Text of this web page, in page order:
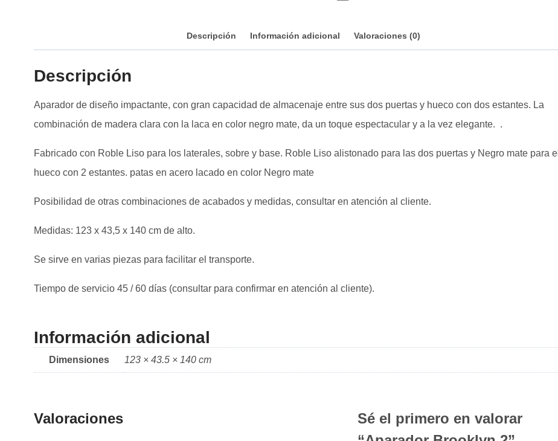
Descripción Información adicional Valoraciones (0)
Descripción
Aparador de diseño impactante, con gran capacidad de almacenaje entre sus dos puertas y hueco con dos estantes. La
combinación de madera clara con la laca en color negro mate, da un toque espectacular y a la vez elegante. .
Fabricado con Roble Liso para los laterales, sobre y base. Roble Liso alistonado para las dos puertas y Negro mate para el
hueco con 2 estantes. patas en acero lacado en color Negro mate
Posibilidad de otras combinaciones de acabados y medidas, consultar en atención al cliente.
Medidas: 123 x 43,5 x 140 cm de alto.
Se sirve en varias piezas para facilitar el transporte.
Tiempo de servicio 45 / 60 días (consultar para confirmar en atención al cliente).
Información adicional
Dimensiones 123 × 43.5 × 140 cm
Valoraciones
Sé el primero en valorar